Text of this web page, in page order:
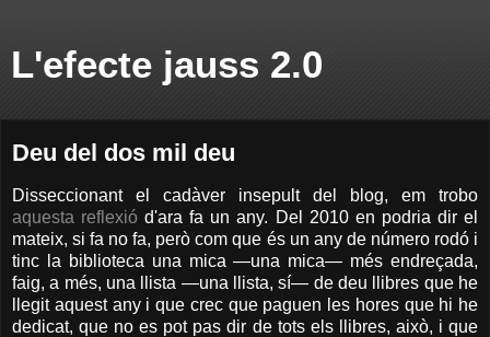
L'efecte jauss 2.0
Deu del dos mil deu
Disseccionant el cadàver insepult del blog, em trobo
aquesta reflexió d'ara fa un any. Del 2010 en podria dir el
mateix, si fa no fa, però com que és un any de número rodó i
tinc la biblioteca una mica —una mica— més endreçada,
faig, a més, una llista —una llista, sí— de deu llibres que he
llegit aquest any i que crec que paguen les hores que hi he
dedicat, que no es pot pas dir de tots els llibres, això, i que